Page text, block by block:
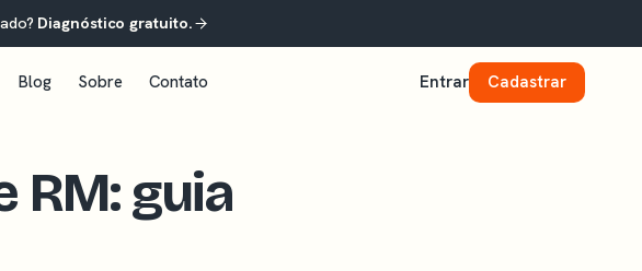
Diagnóstico gratuito.
Blog Sobre Contato Entrar Cadastrar
RM: guia